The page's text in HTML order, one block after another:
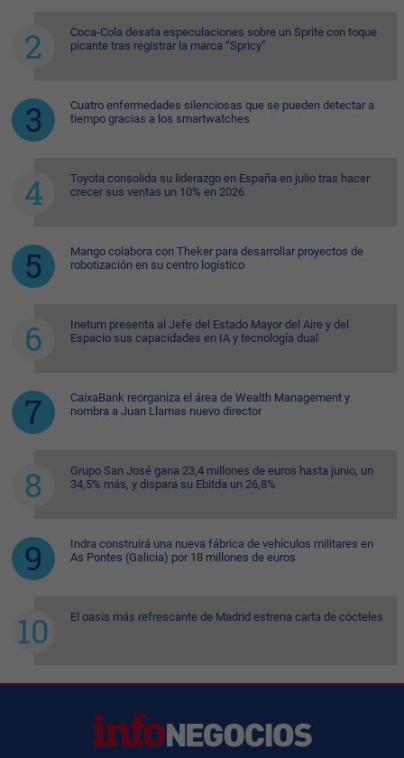
Coca-Cola desata especulaciones sobre un Sprite con toque
picante tras registrar la marca “Spricy”
Cuatro enfermedades silenciosas que se pueden detectar a
tiempo gracias a los smartwatches
Toyota consolida su liderazgo en España en julio tras hacer
crecer sus ventas un 10% en 2026
Mango colabora con Theker para desarrollar proyectos de
robotización en su centro logístico
Inetum presenta al Jefe del Estado Mayor del Aire y del
Espacio sus capacidades en IA y tecnología dual
CaixaBank reorganiza el área de Wealth Management y
nombra a Juan Llamas nuevo director
Grupo San José gana 23,4 millones de euros hasta junio, un
34,5% más, y dispara su Ebitda un 26,8%
Indra construirá una nueva fábrica de vehículos militares en
As Pontes (Galicia) por 18 millones de euros
El oasis más refrescante de Madrid estrena carta de cócteles